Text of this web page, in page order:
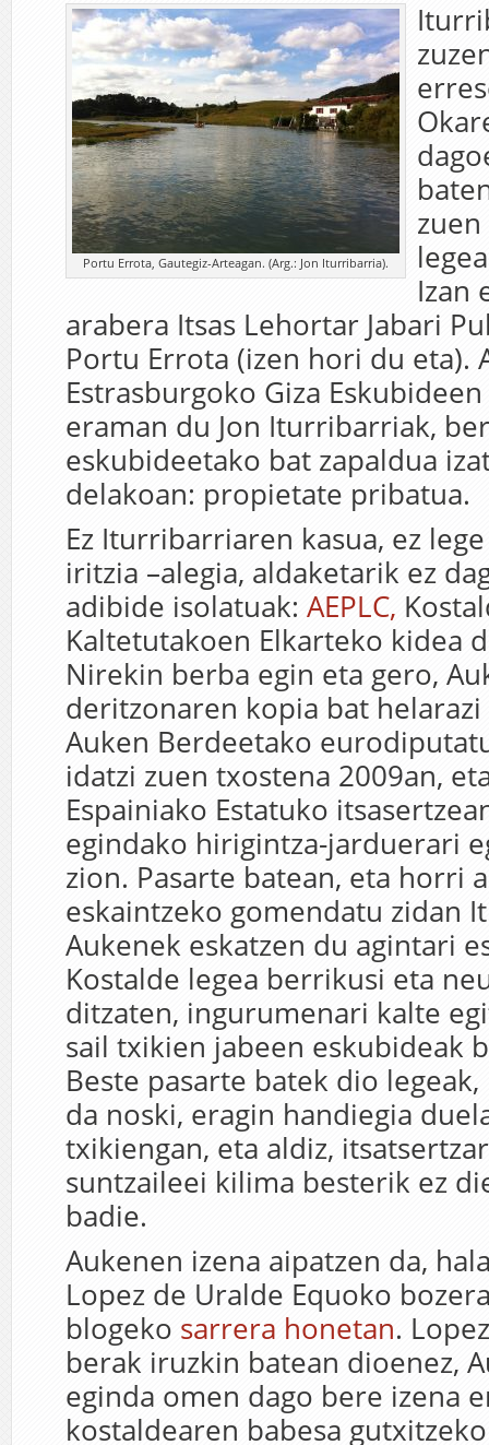
Portu Errota, Gautegiz-Arteagan. (Arg.: Jon Iturribarria).
Izan
arabera Itsas Lehortar Jabari
Portu Errota (izen hori du eta).
Estrasburgoko Giza
eraman du Jon Iturribarriak,
eskubideetako bat zapaldua
delakoan: propietate pribatua.
Ez Iturribarriaren kasua, ez
iritzia –alegia, aldaketarik ez
adibide isolatuak: AEPLC,
Kaltetutakoen Elkarteko kidea
Nirekin berba egin eta gero,
deritzonaren kopia bat
Auken Berdeetako
idatzi zuen txostena 2009an,
Espainiako Estatuko
egindako hirigintza-jarduerari
zion. Pasarte batean, eta horri
eskaintzeko gomendatu zidan
Aukenek eskatzen du agintari
Kostalde legea berrikusi eta
ditzaten, ingurumenari kalte
sail txikien jabeen eskubideak
Beste pasarte batek dio
da noski, eragin handiegia
txikiengan, eta aldiz,
suntzaileei kilima besterik ez
badie.
Aukenen izena aipatzen da,
Lopez de Uralde Equoko
blogeko sarrera honetan.
berak iruzkin batean dioenez,
eginda omen dago bere izena
kostaldearen babesa